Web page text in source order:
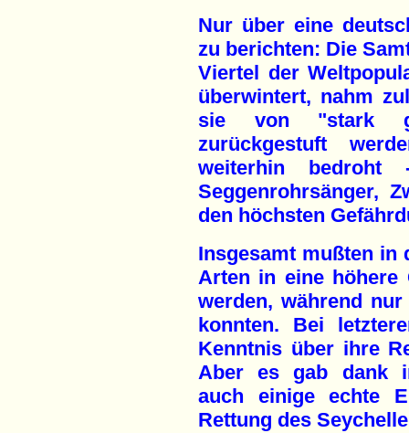
Nur über eine
zu berichten: Die
Viertel der
überwintert, nahm
sie von "stark
zurückgestuft
weiterhin bedroht
Seggenrohrsänger,
den höchsten
Insgesamt mußten in
Arten in eine höhere
werden, während
konnten. Bei
Kenntnis über ihre
Aber es gab dank
auch einige echte
Rettung des